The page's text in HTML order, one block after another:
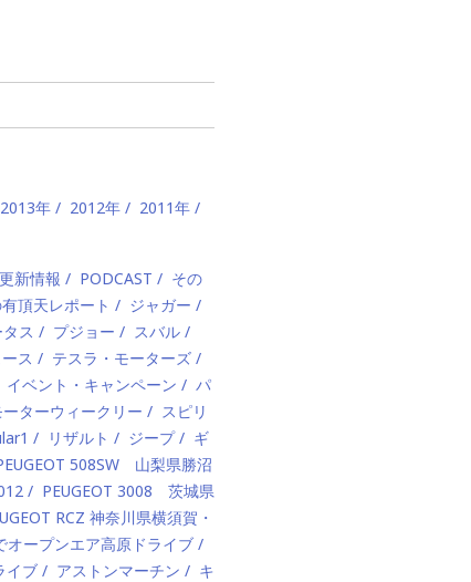
2013年 2012年
2011年
更新情報 PODCAST
その
頂天レポート
ジャガー
ス プジョー
スバル
ス
テスラ・モーターズ
イベント・キャンペーン
パ
ターウィークリー
スピリ
リザルト ジープ
ギ
508SW 山梨県勝沼
PEUGEOT 3008 茨城県
RCZ 神奈川県横須賀・
ープンエア高原ドライブ
イブ アストンマーチン
キ